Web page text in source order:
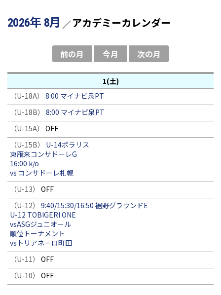
2026年 8月 アカデミーカレンダー
前の月 今月 次の月
1(土)
（U-18A）
8:00 マイナビ泉PT
（U-18B）
8:00 マイナビ泉PT
（U-15A）
OFF
（U-15B）
U-14ポラリス
東雁来コンサドーレG
16:00 k/o
vs コンサドーレ札幌
（U-13）
OFF
（U-12）
9:40/15:30/16:50 裾野グラウンドE
U-12 TOBIGERI ONE
vsASGジュニオール
順位トーナメント
vsトリアネーロ町田
（U-11）
OFF
（U-10）
OFF